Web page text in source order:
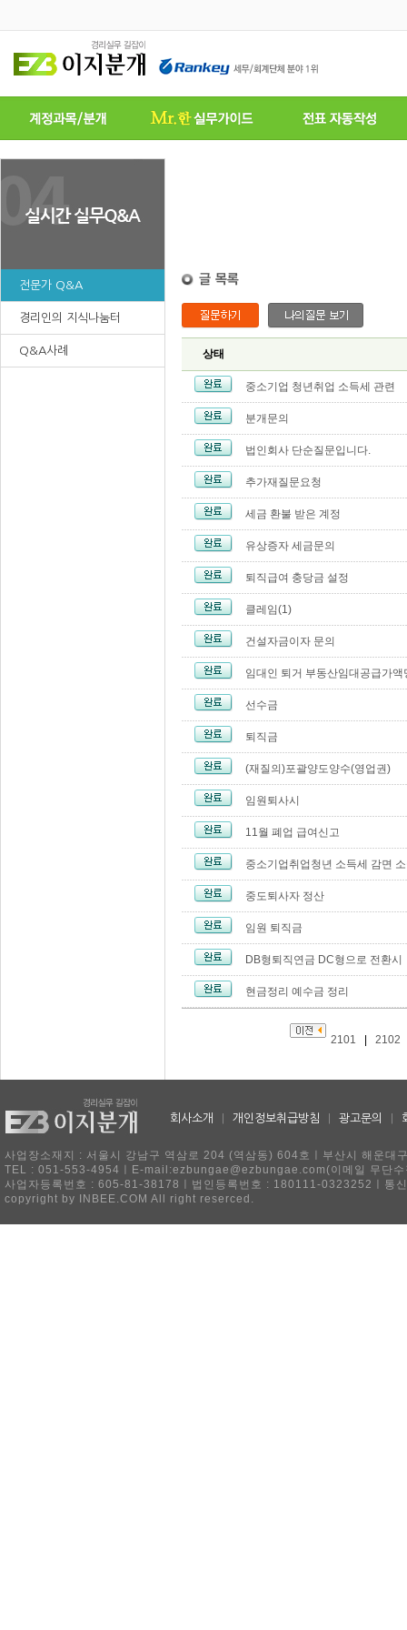
전문가 Q&A
경리인의 지식나눔터
Q&A사례 상태
중소기업 청년취업 소득세 관련
분개문의
법인회사 단순질문입니다.
추가재질문요청
세금 환불 받은 계정
유상증자 세금문의
퇴직급여 충당금 설정
클레임(1)
건설자금이자 문의
임대인 퇴거 부동산임대공급가
선수금
퇴직금
(재질의)포괄양도양수(영업권)
임원퇴사시
11월 폐업 급여신고
중소기업취업청년 소득세 감면
중도퇴사자 정산
임원 퇴직금
DB형퇴직연금 DC형으로 전환시
현금정리 예수금 정리
2101 |2102
회사소개 개인정보취급방침 광고문의
사업장소재지 : 서울시 강남구 역삼로 204 (역삼동) 604호ㅣ부산시 해운
TEL : 051-553-4954ㅣE-mail:ezbungae@ezbungae.com(이메일 무단수
사업자등록번호 : 605-81-38178ㅣ법인등록번호 : 180111-0323252ㅣ통
copyright by INBEE.COM All right reserced.